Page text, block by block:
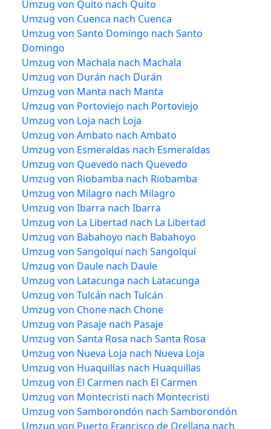
Umzug von Quito nach Quito
Umzug von Cuenca nach Cuenca
Umzug von Santo Domingo nach Santo
Domingo
Umzug von Machala nach Machala
Umzug von Durán nach Durán
Umzug von Manta nach Manta
Umzug von Portoviejo nach Portoviejo
Umzug von Loja nach Loja
Umzug von Ambato nach Ambato
Umzug von Esmeraldas nach Esmeraldas
Umzug von Quevedo nach Quevedo
Umzug von Riobamba nach Riobamba
Umzug von Milagro nach Milagro
Umzug von Ibarra nach Ibarra
Umzug von La Libertad nach La Libertad
Umzug von Babahoyo nach Babahoyo
Umzug von Sangolquí nach Sangolquí
Umzug von Daule nach Daule
Umzug von Latacunga nach Latacunga
Umzug von Tulcán nach Tulcán
Umzug von Chone nach Chone
Umzug von Pasaje nach Pasaje
Umzug von Santa Rosa nach Santa Rosa
Umzug von Nueva Loja nach Nueva Loja
Umzug von Huaquillas nach Huaquillas
Umzug von El Carmen nach El Carmen
Umzug von Montecristi nach Montecristi
Umzug von Samborondón nach Samborondón
Umzug von Puerto Francisco de Orellana nach